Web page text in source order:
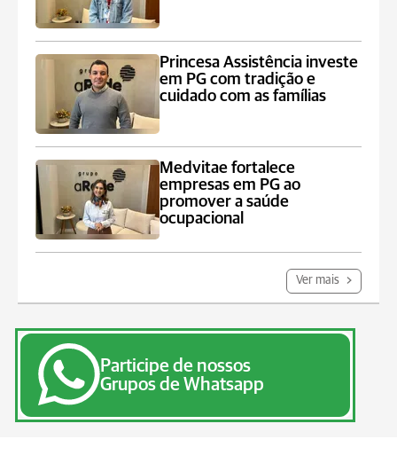
Princesa Assistência investe
em PG com tradição e
cuidado com as famílias
Medvitae fortalece
empresas em PG ao
promover a saúde
ocupacional
Ver mais
Participe de nossos
Grupos de Whatsapp